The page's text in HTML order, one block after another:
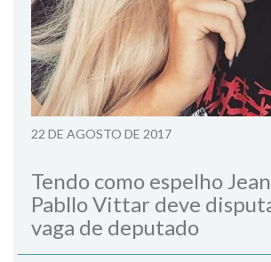
22 DE AGOSTO DE 2017
Tendo como espelho
Pabllo Vittar deve
vaga de deputado